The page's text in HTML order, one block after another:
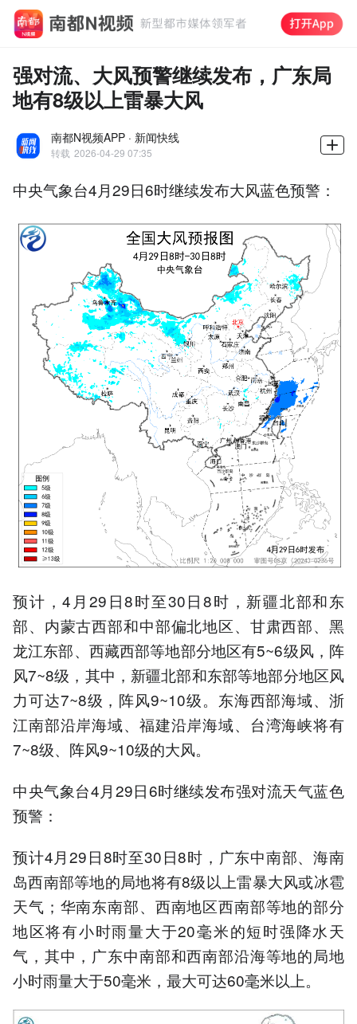
强对流、大风预警继续发布，广东局
地有8级以上雷暴大风
南都N视频APP · 新闻快线
转载 2026-04-29 07:35
中央气象台4月29日6时继续发布大风蓝色预警：
预计，4月29日8时至30日8时，新疆北部和东
部、内蒙古西部和中部偏北地区、甘肃西部、黑
龙江东部、西藏西部等地部分地区有5~6级风，阵
风7~8级，其中，新疆北部和东部等地部分地区风
力可达7~8级，阵风9~10级。东海西部海域、浙
江南部沿岸海域、福建沿岸海域、台湾海峡将有
7~8级、阵风9~10级的大风。
中央气象台4月29日6时继续发布强对流天气蓝色
预警：
预计4月29日8时至30日8时，广东中南部、海南
岛西南部等地的局地将有8级以上雷暴大风或冰雹
天气；华南东南部、西南地区西南部等地的部分
地区将有小时雨量大于20毫米的短时强降水天
气，其中，广东中南部和西南部沿海等地的局地
小时雨量大于50毫米，最大可达60毫米以上。